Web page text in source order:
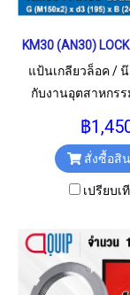
KM30 (AN30)
แป้นเกลียวล็อค /
กับงานอุตสาหกร
M150x2 ม
฿
สั่งซื้อสิ
เปรียบเ